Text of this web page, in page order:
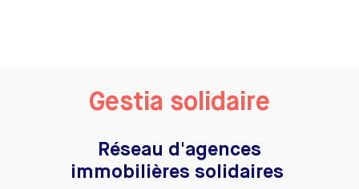
Gestia solidaire
Réseau d'agences
immobilières solidaires